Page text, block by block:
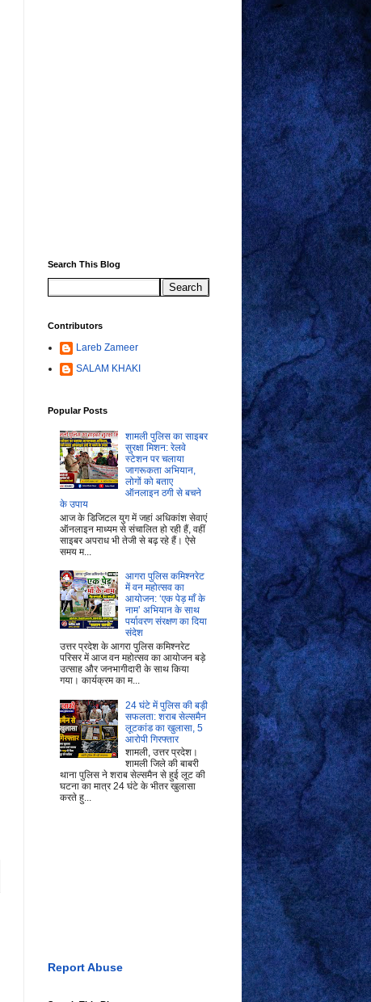
Search This Blog
Contributors
Lareb Zameer
SALAM KHAKI
Popular Posts
शामली पुलिस का साइबर
सुरक्षा मिशन: रेलवे
स्टेशन पर चलाया
जागरूकता अभियान,
लोगों को बताए
ऑनलाइन ठगी से बचने
के उपाय
आज के डिजिटल युग में जहां अधिकांश सेवाएं
ऑनलाइन माध्यम से संचालित हो रही हैं, वहीं
साइबर अपराध भी तेजी से बढ़ रहे हैं। ऐसे
समय म...
आगरा पुलिस कमिश्नरेट
में वन महोत्सव का
आयोजन: ‘एक पेड़ माँ के
नाम’ अभियान के साथ
पर्यावरण संरक्षण का दिया
संदेश
उत्तर प्रदेश के आगरा पुलिस कमिश्नरेट
परिसर में आज वन महोत्सव का आयोजन बड़े
उत्साह और जनभागीदारी के साथ किया
गया। कार्यक्रम का म...
24 घंटे में पुलिस की बड़ी
सफलता: शराब सेल्समैन
लूटकांड का खुलासा, 5
आरोपी गिरफ्तार
शामली, उत्तर प्रदेश।
शामली जिले की बाबरी
थाना पुलिस ने शराब सेल्समैन से हुई लूट की
घटना का मात्र 24 घंटे के भीतर खुलासा
करते हु...
Report Abuse